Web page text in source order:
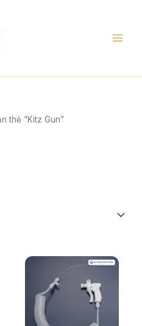
thẻ “Kitz Gun”